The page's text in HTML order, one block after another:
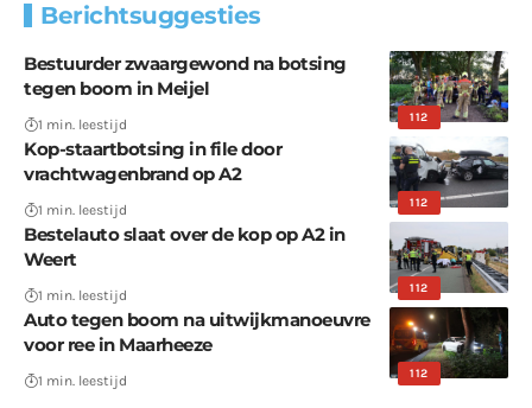
Berichtsuggesties
112
Bestuurder zwaargewond na botsing
tegen boom in Meijel
1 min. leestijd
112
Kop-staartbotsing in file door
vrachtwagenbrand op A2
1 min. leestijd
112
Bestelauto slaat over de kop op A2 in
Weert
1 min. leestijd
112
Auto tegen boom na uitwijkmanoeuvre
voor ree in Maarheeze
1 min. leestijd